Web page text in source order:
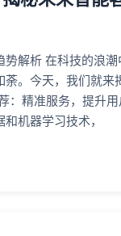
解析 在科技的浪
。今天，我们就
：精准服务，提升
机器学习技术，